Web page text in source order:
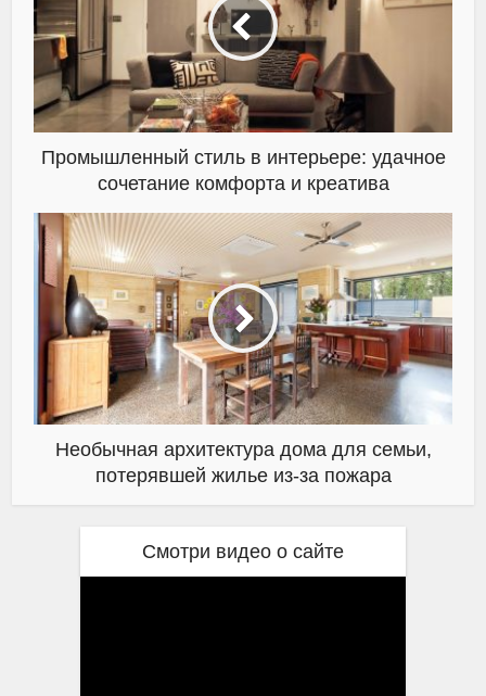
Промышленный стиль в интерьере: удачное
сочетание комфорта и креатива
Необычная архитектура дома для семьи,
потерявшей жилье из-за пожара
Смотри видео о сайте